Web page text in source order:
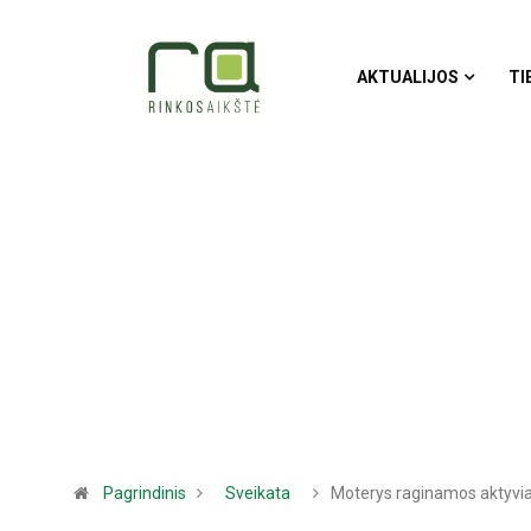
AKTUALIJOS
Pagrindinis Sveikata Moterys raginamos